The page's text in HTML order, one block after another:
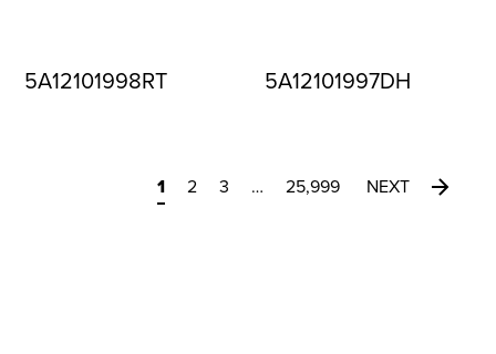
5A12101998RT 5A12101997DH
1 2 3 … 25,999 NEXT